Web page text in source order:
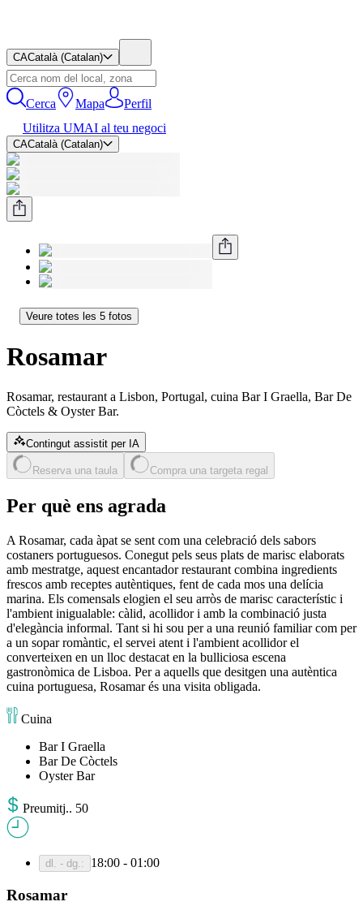
CACatalà (Catalan)
Cerca Mapa
Perfil
Utilitza UMAI al teu negoci
CACatalà (Catalan)
Veure totes les 5 fotos
Rosamar
Rosamar, restaurant a Lisbon, Portugal, cuina Bar I Graella, Bar De
Còctels & Oyster Bar.
Contingut assistit per IA
Reserva una taula Compra una targeta regal
Per què ens agrada
A Rosamar, cada àpat se sent com una celebració dels sabors
costaners portuguesos. Conegut pels seus plats de marisc elaborats
amb mestratge, aquest encantador restaurant combina ingredients
frescos amb receptes autèntiques, fent de cada mos una delícia
marina. Els comensals elogien el seu arròs de marisc característic i
l'ambient inigualable: càlid, acollidor i amb la combinació justa
d'elegància informal. Tant si hi sou per a una reunió familiar com per
a un sopar romàntic, el servei atent i l'ambient acollidor el
converteixen en un lloc destacat en la bulliciosa escena
gastronòmica de Lisboa. Per a aquells que desitgen una autèntica
cuina portuguesa, Rosamar és una visita obligada.
Cuina
Bar I Graella
Bar De Còctels
Oyster Bar
Preumitj.. 50
dl. - dg. : 18:00 - 01:00
Rosamar